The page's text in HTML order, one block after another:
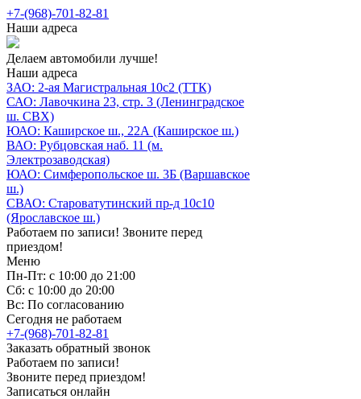
+7-(968)-701-82-81
Наши адреса
Делаем автомобили лучше!
Наши адреса
ЗАО: 2-ая Магистральная 10с2 (ТТК)
САО: Лавочкина 23, стр. 3 (Ленинградское
ш. СВХ)
ЮАО: Каширское ш., 22А (Каширское ш.)
ВАО: Рубцовская наб. 11 (м.
Электрозаводская)
ЮАО: Симферопольское ш. 3Б (Варшавское
ш.)
СВАО: Староватутинский пр-д 10с10
(Ярославское ш.)
Работаем по записи! Звоните перед
приездом!
Меню
Пн-Пт: с 10:00 до 21:00
Сб: с 10:00 до 20:00
Вс: По согласованию
Сегодня не работаем
+7-(968)-701-82-81
Заказать обратный звонок
Работаем по записи!
Звоните перед приездом!
Записаться онлайн